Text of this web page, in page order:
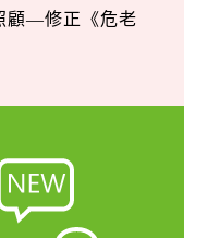
顧—修正《危老